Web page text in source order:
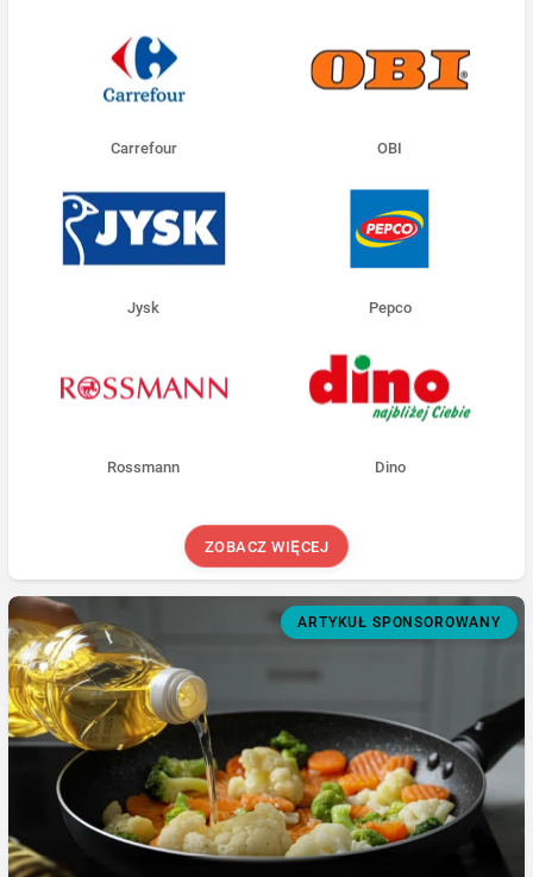
Carrefour OBI
Jysk Pepco
Rossmann Dino
ZOBACZ WIĘCEJ
ARTYKUŁ SPONSOROWANY